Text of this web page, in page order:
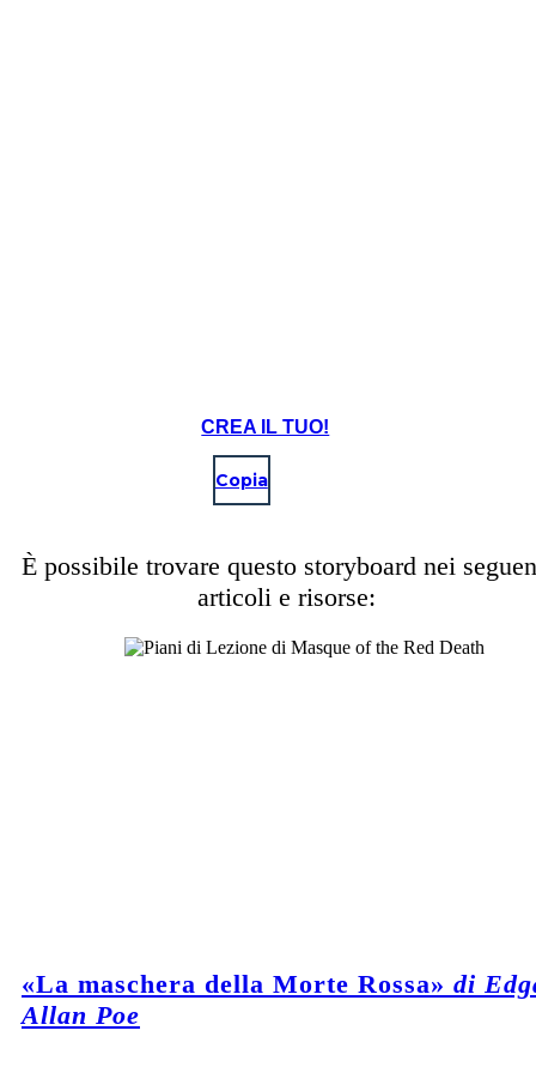
CREA IL TUO!
Copia
È possibile trovare questo storyboard nei
articoli e risorse:
«La maschera della Morte Rossa» di
Allan Poe